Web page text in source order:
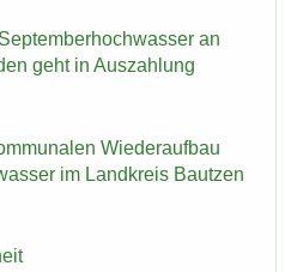
an
geht in Aus­zah­lung
Wie­der­auf­bau
im Land­kreis Baut­zen